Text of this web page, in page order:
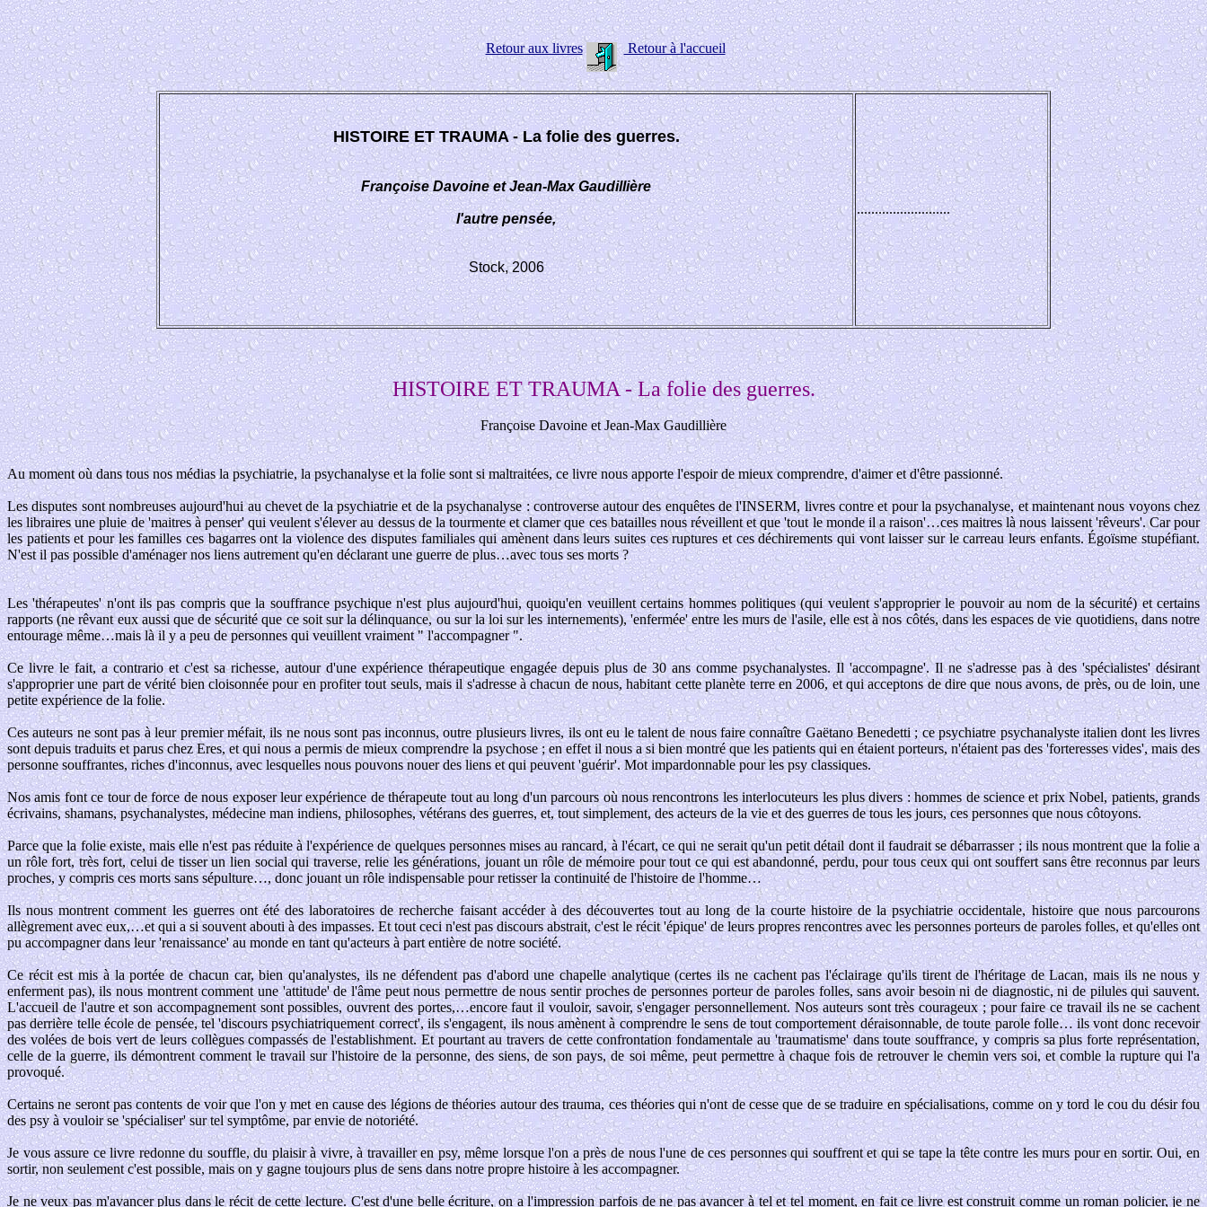
Retour aux livres Retour à l'accueil
HISTOIRE ET TRAUMA - La folie des guerres.
Françoise Davoine et Jean-Max Gaudillière
l'autre pensée,
Stock, 2006
..........................
HISTOIRE ET TRAUMA - La folie des guerres.
Françoise Davoine et Jean-Max Gaudillière
Au moment où dans tous nos médias la psychiatrie, la psychanalyse et la folie sont si maltraitées, ce livre nous apporte l'espoir de mieux comprendre, d'aimer et d'être passionné.
Les disputes sont nombreuses aujourd'hui au chevet de la psychiatrie et de la psychanalyse : controverse autour des enquêtes de l'INSERM, livres contre et pour la psychanalyse, et maintenant nous voyons chez
les libraires une pluie de 'maitres à penser' qui veulent s'élever au dessus de la tourmente et clamer que ces batailles nous réveillent et que 'tout le monde il a raison'…ces maitres là nous laissent 'rêveurs'. Car pour
les patients et pour les familles ces bagarres ont la violence des disputes familiales qui amènent dans leurs suites ces ruptures et ces déchirements qui vont laisser sur le carreau leurs enfants. Égoïsme stupéfiant.
N'est il pas possible d'aménager nos liens autrement qu'en déclarant une guerre de plus…avec tous ses morts ?
Les 'thérapeutes' n'ont ils pas compris que la souffrance psychique n'est plus aujourd'hui, quoiqu'en veuillent certains hommes politiques (qui veulent s'approprier le pouvoir au nom de la sécurité) et certains
rapports (ne rêvant eux aussi que de sécurité que ce soit sur la délinquance, ou sur la loi sur les internements), 'enfermée' entre les murs de l'asile, elle est à nos côtés, dans les espaces de vie quotidiens, dans notre
entourage même…mais là il y a peu de personnes qui veuillent vraiment " l'accompagner ".
Ce livre le fait, a contrario et c'est sa richesse, autour d'une expérience thérapeutique engagée depuis plus de 30 ans comme psychanalystes. Il 'accompagne'. Il ne s'adresse pas à des 'spécialistes' désirant
s'approprier une part de vérité bien cloisonnée pour en profiter tout seuls, mais il s'adresse à chacun de nous, habitant cette planète terre en 2006, et qui acceptons de dire que nous avons, de près, ou de loin, une
petite expérience de la folie.
Ces auteurs ne sont pas à leur premier méfait, ils ne nous sont pas inconnus, outre plusieurs livres, ils ont eu le talent de nous faire connaître Gaëtano Benedetti ; ce psychiatre psychanalyste italien dont les livres
sont depuis traduits et parus chez Eres, et qui nous a permis de mieux comprendre la psychose ; en effet il nous a si bien montré que les patients qui en étaient porteurs, n'étaient pas des 'forteresses vides', mais des
personne souffrantes, riches d'inconnus, avec lesquelles nous pouvons nouer des liens et qui peuvent 'guérir'. Mot impardonnable pour les psy classiques.
Nos amis font ce tour de force de nous exposer leur expérience de thérapeute tout au long d'un parcours où nous rencontrons les interlocuteurs les plus divers : hommes de science et prix Nobel, patients, grands
écrivains, shamans, psychanalystes, médecine man indiens, philosophes, vétérans des guerres, et, tout simplement, des acteurs de la vie et des guerres de tous les jours, ces personnes que nous côtoyons.
Parce que la folie existe, mais elle n'est pas réduite à l'expérience de quelques personnes mises au rancard, à l'écart, ce qui ne serait qu'un petit détail dont il faudrait se débarrasser ; ils nous montrent que la folie a
un rôle fort, très fort, celui de tisser un lien social qui traverse, relie les générations, jouant un rôle de mémoire pour tout ce qui est abandonné, perdu, pour tous ceux qui ont souffert sans être reconnus par leurs
proches, y compris ces morts sans sépulture…, donc jouant un rôle indispensable pour retisser la continuité de l'histoire de l'homme…
Ils nous montrent comment les guerres ont été des laboratoires de recherche faisant accéder à des découvertes tout au long de la courte histoire de la psychiatrie occidentale, histoire que nous parcourons
allègrement avec eux,…et qui a si souvent abouti à des impasses. Et tout ceci n'est pas discours abstrait, c'est le récit 'épique' de leurs propres rencontres avec les personnes porteurs de paroles folles, et qu'elles ont
pu accompagner dans leur 'renaissance' au monde en tant qu'acteurs à part entière de notre société.
Ce récit est mis à la portée de chacun car, bien qu'analystes, ils ne défendent pas d'abord une chapelle analytique (certes ils ne cachent pas l'éclairage qu'ils tirent de l'héritage de Lacan, mais ils ne nous y
enferment pas), ils nous montrent comment une 'attitude' de l'âme peut nous permettre de nous sentir proches de personnes porteur de paroles folles, sans avoir besoin ni de diagnostic, ni de pilules qui sauvent.
L'accueil de l'autre et son accompagnement sont possibles, ouvrent des portes,…encore faut il vouloir, savoir, s'engager personnellement. Nos auteurs sont très courageux ; pour faire ce travail ils ne se cachent
pas derrière telle école de pensée, tel 'discours psychiatriquement correct', ils s'engagent, ils nous amènent à comprendre le sens de tout comportement déraisonnable, de toute parole folle… ils vont donc recevoir
des volées de bois vert de leurs collègues compassés de l'establishment. Et pourtant au travers de cette confrontation fondamentale au 'traumatisme' dans toute souffrance, y compris sa plus forte représentation,
celle de la guerre, ils démontrent comment le travail sur l'histoire de la personne, des siens, de son pays, de soi même, peut permettre à chaque fois de retrouver le chemin vers soi, et comble la rupture qui l'a
provoqué.
Certains ne seront pas contents de voir que l'on y met en cause des légions de théories autour des trauma, ces théories qui n'ont de cesse que de se traduire en spécialisations, comme on y tord le cou du désir fou
des psy à vouloir se 'spécialiser' sur tel symptôme, par envie de notoriété.
Je vous assure ce livre redonne du souffle, du plaisir à vivre, à travailler en psy, même lorsque l'on a près de nous l'une de ces personnes qui souffrent et qui se tape la tête contre les murs pour en sortir. Oui, en
sortir, non seulement c'est possible, mais on y gagne toujours plus de sens dans notre propre histoire à les accompagner.
Je ne veux pas m'avancer plus dans le récit de cette lecture. C'est d'une belle écriture, on a l'impression parfois de ne pas avancer à tel et tel moment, en fait ce livre est construit comme un roman policier, je ne